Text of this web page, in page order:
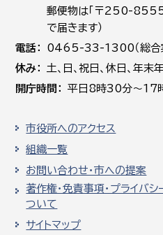
郵便物は「〒250-8555
で届きます）
電話
0465-33-1300（総合
休み
土､日､祝日、休日、年
開庁時間
平日8時30分～17
市役所へのアクセス
組織一覧
お問い合わせ・市への提案
著作権・免責事項・プライバシ
ついて
サイトマップ